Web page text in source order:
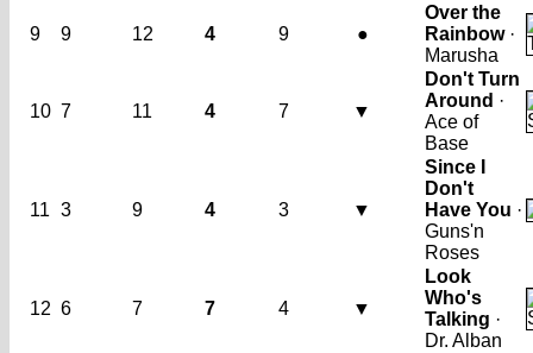
9 9 12 4 9 ●
Over the
Rainbow·
Marusha
10 7 11 4 7 ▼
Don't Turn
Around ·
Ace of
Base
11 3 9 4 3 ▼
Since I
Don't
Have You ·
Guns'n
Roses
12 6 7 7 4 ▼
Look
Who's
Talking ·
Dr. Alban